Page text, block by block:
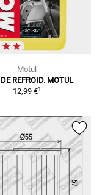
Motul
REFROID. MOTUL
12,99 €1